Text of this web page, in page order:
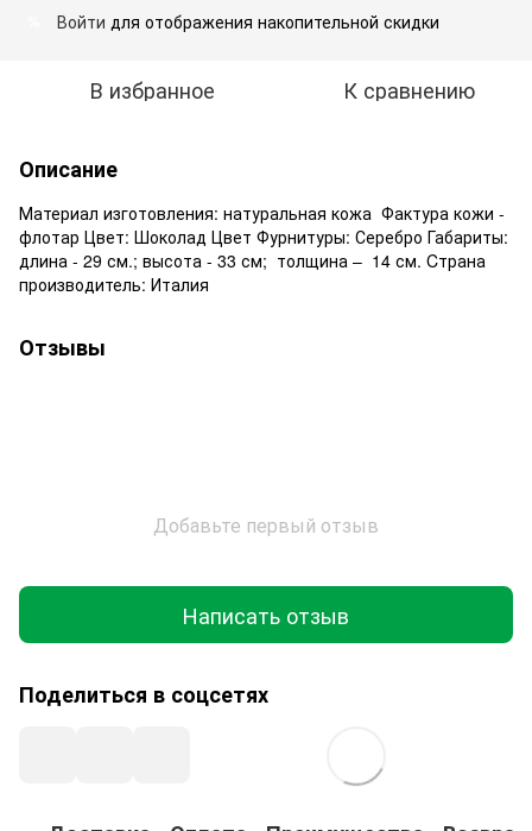
Войти для отображения накопительной скидки
В избранное К сравнению
Описание
Материал изготовления: натуральная кожа Фактура кожи -
флотар Цвет: Шоколад Цвет Фурнитуры: Серебро Габариты:
длина - 29 см.; высота - 33 см; толщина – 14 см. Cтрана
производитель: Италия
Отзывы
Добавьте первый отзыв
Написать отзыв
Поделиться в соцсетях